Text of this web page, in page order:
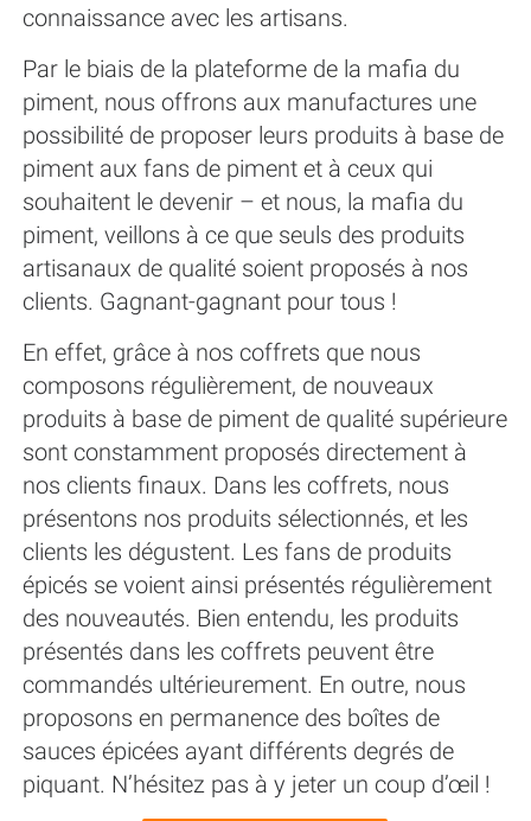
connaissance avec les artisans.
Par le biais de la plateforme de la mafia du
piment, nous offrons aux manufactures une
possibilité de proposer leurs produits à base de
piment aux fans de piment et à ceux qui
souhaitent le devenir – et nous, la mafia du
piment, veillons à ce que seuls des produits
artisanaux de qualité soient proposés à nos
clients. Gagnant-gagnant pour tous !
En effet, grâce à nos coffrets que nous
composons régulièrement, de nouveaux
produits à base de piment de qualité supérieure
sont constamment proposés directement à
nos clients finaux. Dans les coffrets, nous
présentons nos produits sélectionnés, et les
clients les dégustent. Les fans de produits
épicés se voient ainsi présentés régulièrement
des nouveautés. Bien entendu, les produits
présentés dans les coffrets peuvent être
commandés ultérieurement. En outre, nous
proposons en permanence des boîtes de
sauces épicées ayant différents degrés de
piquant. N’hésitez pas à y jeter un coup d’œil !